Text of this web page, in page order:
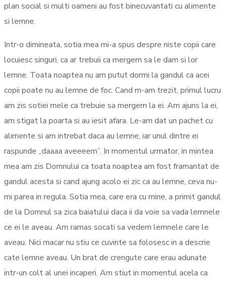
plan social si multi oameni au fost binecuvantati cu alimente
si lemne.
Intr-o dimineata, sotia mea mi-a spus despre niste copii care
locuiesc singuri, ca ar trebuii ca mergem sa le dam si lor
lemne. Toata noaptea nu am putut dormi la gandul ca acei
copii poate nu au lemne de foc. Cand m-am trezit, primul lucru
am zis sotiei mele ca trebuie sa mergem la ei. Am ajuns la ei,
am stigat la poarta si au iesit afara. Le-am dat un pachet cu
alimente si am intrebat daca au lemne, iar unul dintre ei
raspunde ,,daaaa aveeeem”. In momentul urmator, in mintea
mea am zis Domnului ca toata noaptea am fost framantat de
gandul acesta si cand ajung acolo ei zic ca au lemne, ceva nu-
mi parea in regula. Sotia mea, care era cu mine, a primit gandul
de la Domnul sa zica baiatului daca ii da voie sa vada lemnele
ce ei le aveau. Am ramas socati sa vedem lemnele care le
aveau. Nici macar nu stiu ce cuvinte sa folosesc in a descrie
cate lemne aveau. Un brat de crengute care erau adunate
intr-un colt al unei incaperi. Am stiut in momentul acela ca